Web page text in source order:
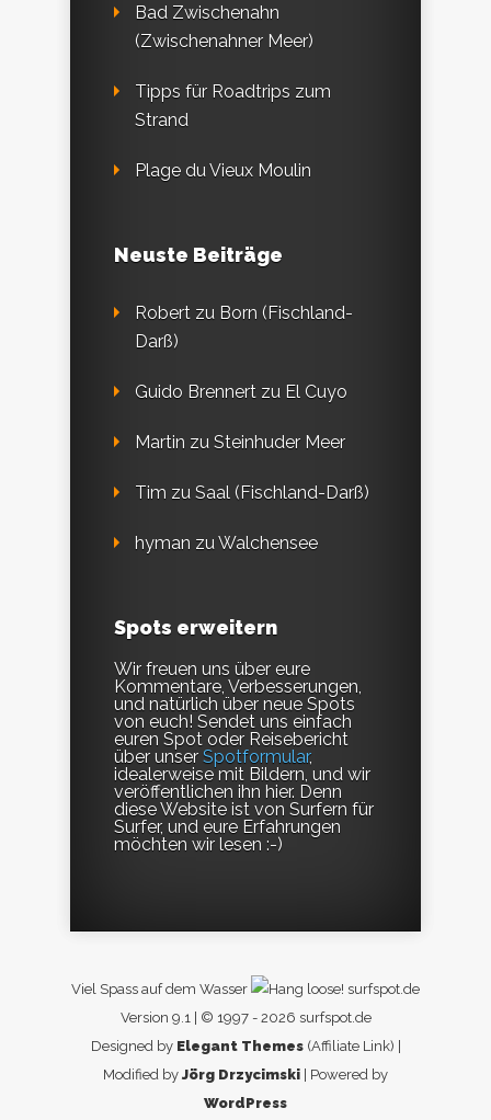
Bad Zwischenahn
(Zwischenahner Meer)
Tipps für Roadtrips zum
Strand
Plage du Vieux Moulin
Neuste Beiträge
Robert zu Born (Fischland-
Darß)
Guido Brennert zu El Cuyo
Martin zu Steinhuder Meer
Tim zu Saal (Fischland-Darß)
hyman zu Walchensee
Spots erweitern
Wir freuen uns über eure
Kommentare, Verbesserungen,
und natürlich über neue Spots
von euch! Sendet uns einfach
euren Spot oder Reisebericht
über unser Spotformular,
idealerweise mit Bildern, und wir
veröffentlichen ihn hier. Denn
diese Website ist von Surfern für
Surfer, und eure Erfahrungen
möchten wir lesen :-)
Viel Spass auf dem Wasser
surfspot.de
Version 9.1 | © 1997 - 2026 surfspot.de
Designed by Elegant Themes(Affiliate Link) |
Modified by Jörg Drzycimski | Powered by
WordPress